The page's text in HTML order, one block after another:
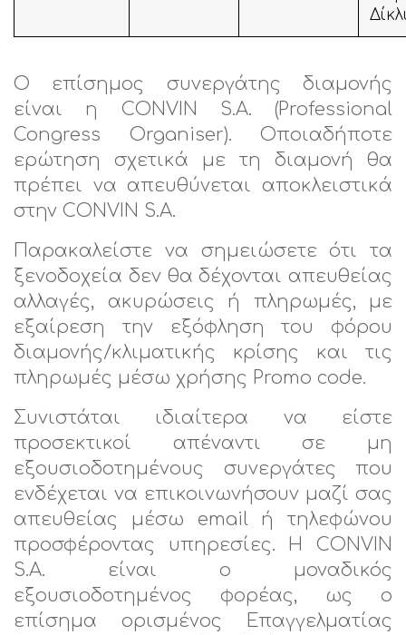
Ο επίσημος συνεργάτης διαμονής
είναι η CONVIN S.A. (Professional
Congress Organiser). Οποιαδήποτε
ερώτηση σχετικά με τη διαμονή θα
πρέπει να απευθύνεται αποκλειστικά
στην CONVIN S.A.
Παρακαλείστε να σημειώσετε ότι τα
ξενοδοχεία δεν θα δέχονται απευθείας
αλλαγές, ακυρώσεις ή πληρωμές, με
εξαίρεση την εξόφληση του φόρου
διαμονής/κλιματικής κρίσης και τις
πληρωμές μέσω χρήσης Promo code.
Συνιστάται ιδιαίτερα να είστε
προσεκτικοί απέναντι σε μη
εξουσιοδοτημένους συνεργάτες που
ενδέχεται να επικοινωνήσουν μαζί σας
απευθείας μέσω email ή τηλεφώνου
προσφέροντας υπηρεσίες. Η CONVIN
S.A. είναι ο μοναδικός
εξουσιοδοτημένος φορέας, ως ο
επίσημα ορισμένος Επαγγελματίας